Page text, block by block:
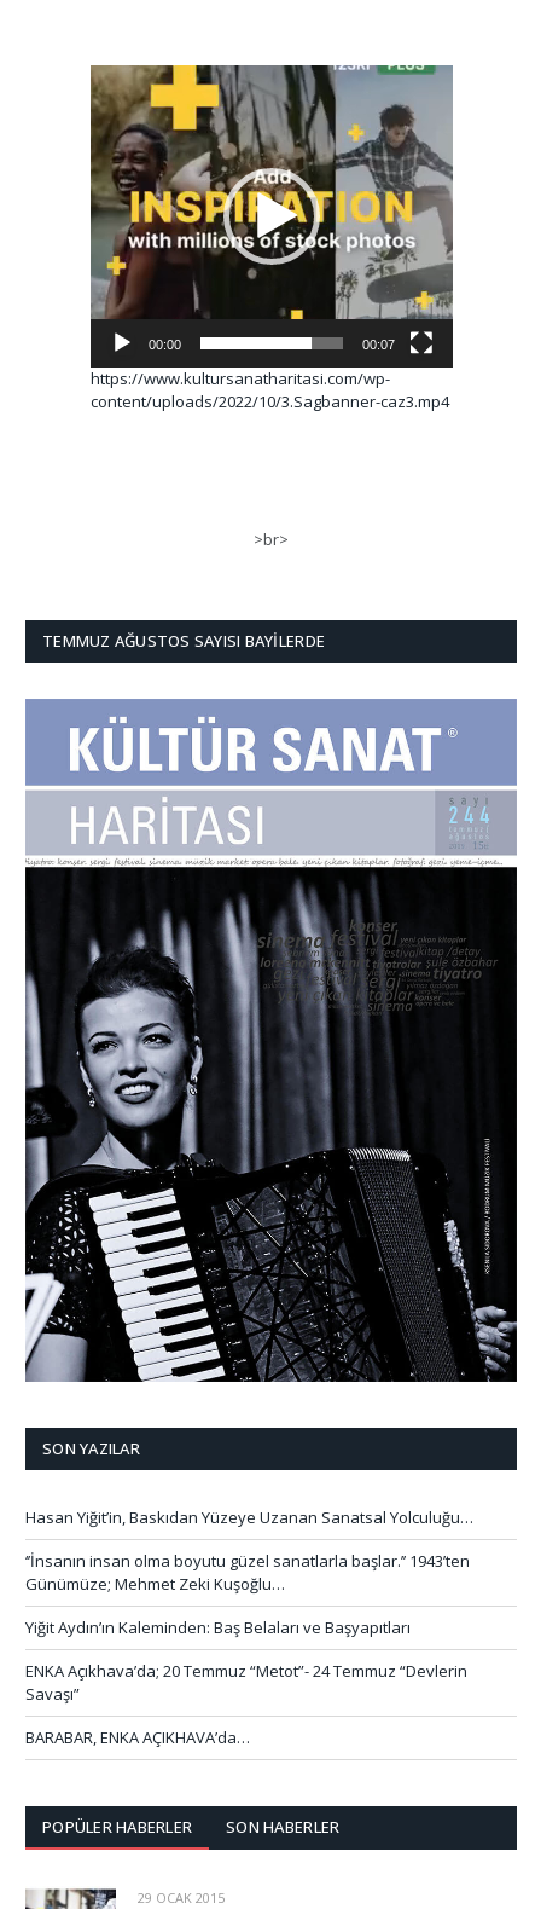
Video
oynatıcı
00:00 00:07
https://www.kultursanatharitasi.com/wp-
content/uploads/2022/10/3.Sagbanner-caz3.mp4
>br>
TEMMUZ AĞUSTOS SAYISI BAYILERDE
SON YAZILAR
Hasan Yiğit’in, Baskıdan Yüzeye Uzanan Sanatsal Yolculuğu…
‘’İnsanın insan olma boyutu güzel sanatlarla başlar.’’ 1943’ten
Günümüze; Mehmet Zeki Kuşoğlu…
Yiğit Aydın’ın Kaleminden: Baş Belaları ve Başyapıtları
ENKA Açıkhava’da; 20 Temmuz “Metot”- 24 Temmuz “Devlerin
Savaşı”
BARABAR, ENKA AÇIKHAVA’da…
POPÜLER HABERLER SON HABERLER
29 OCAK 2015